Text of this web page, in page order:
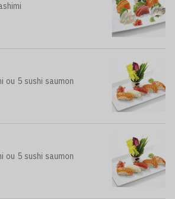
ou 5 sushi saumon
ou 5 sushi saumon